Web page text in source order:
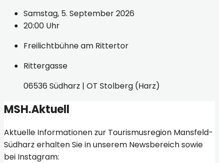
Samstag, 5. September 2026
20:00 Uhr
Freilichtbühne am Rittertor
Rittergasse
06536 Südharz | OT Stolberg (Harz)
MSH.Aktuell
Aktuelle Informationen zur Tourismusregion Mansfeld-
Südharz erhalten Sie in unserem Newsbereich sowie
bei Instagram: